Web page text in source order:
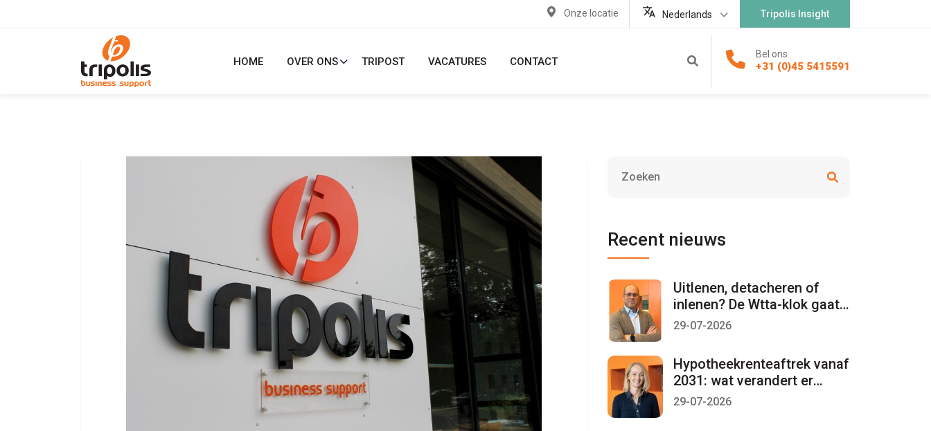
Tripolis Insight
Nederlands
Onze locatie
HOME OVER ONS TRIPOST VACATURES CONTACT
Bel ons
+31 (0)45 5415591
Recent nieuws
Uitlenen, detacheren of
inlenen? De Wtta-klok gaat
per 1 januari 2027 lopen
29-07-2026
Hypotheekrenteaftrek vanaf
2031: wat verandert er
mogelijk?
29-07-2026